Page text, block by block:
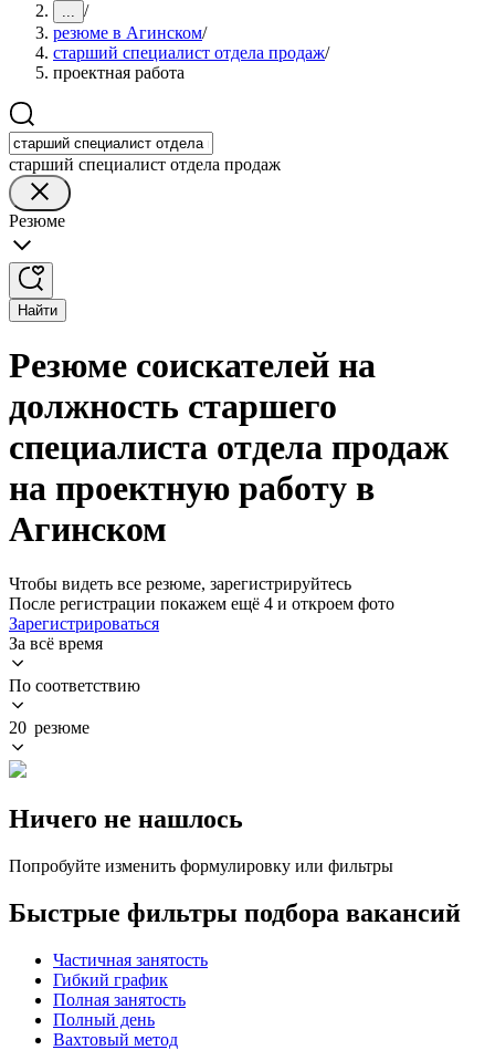
... /
резюме в Агинском/
старший специалист отдела продаж/
проектная работа
старший специалист отдела продаж
Резюме
Найти
Резюме соискателей на
должность старшего
специалиста отдела продаж
на проектную работу в
Агинском
Чтобы видеть все резюме, зарегистрируйтесь
После регистрации покажем ещё 4 и откроем фото
Зарегистрироваться
За всё время
По соответствию
20 резюме
Ничего не нашлось
Попробуйте изменить формулировку или фильтры
Быстрые фильтры подбора вакансий
Частичная занятость
Гибкий график
Полная занятость
Полный день
Вахтовый метод